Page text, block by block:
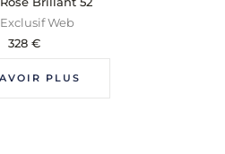
Web
328 €
PLUS